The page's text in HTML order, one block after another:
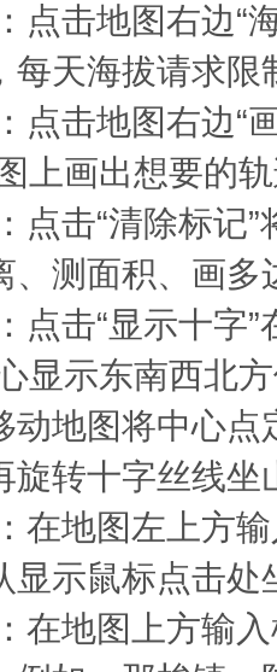
击地图右边“
每天海拔请求
击地图右边“画
上画出想要的
击“清除标记
、测面积、画多
击“显示十字”
显示东南西北
动地图将中心
旋转十字丝线坐
在地图左上方
显示鼠标点击处
在地图上方输